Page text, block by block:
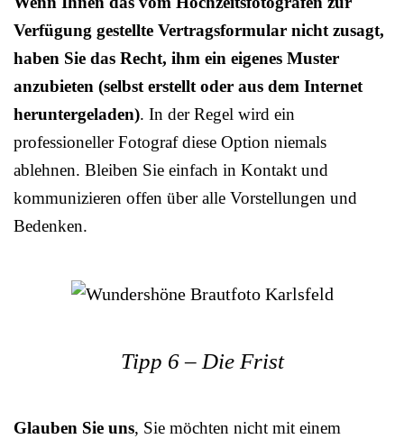
Verfügung gestellte Vertragsformular nicht zusagt,
haben Sie das Recht, ihm ein eigenes Muster
anzubieten (selbst erstellt oder aus dem Internet
heruntergeladen). In der Regel wird ein
professioneller Fotograf diese Option niemals
ablehnen. Bleiben Sie einfach in Kontakt und
kommunizieren offen über alle Vorstellungen und
Bedenken.
Tipp 6 – Die Frist
Glauben Sie uns, Sie möchten nicht mit einem